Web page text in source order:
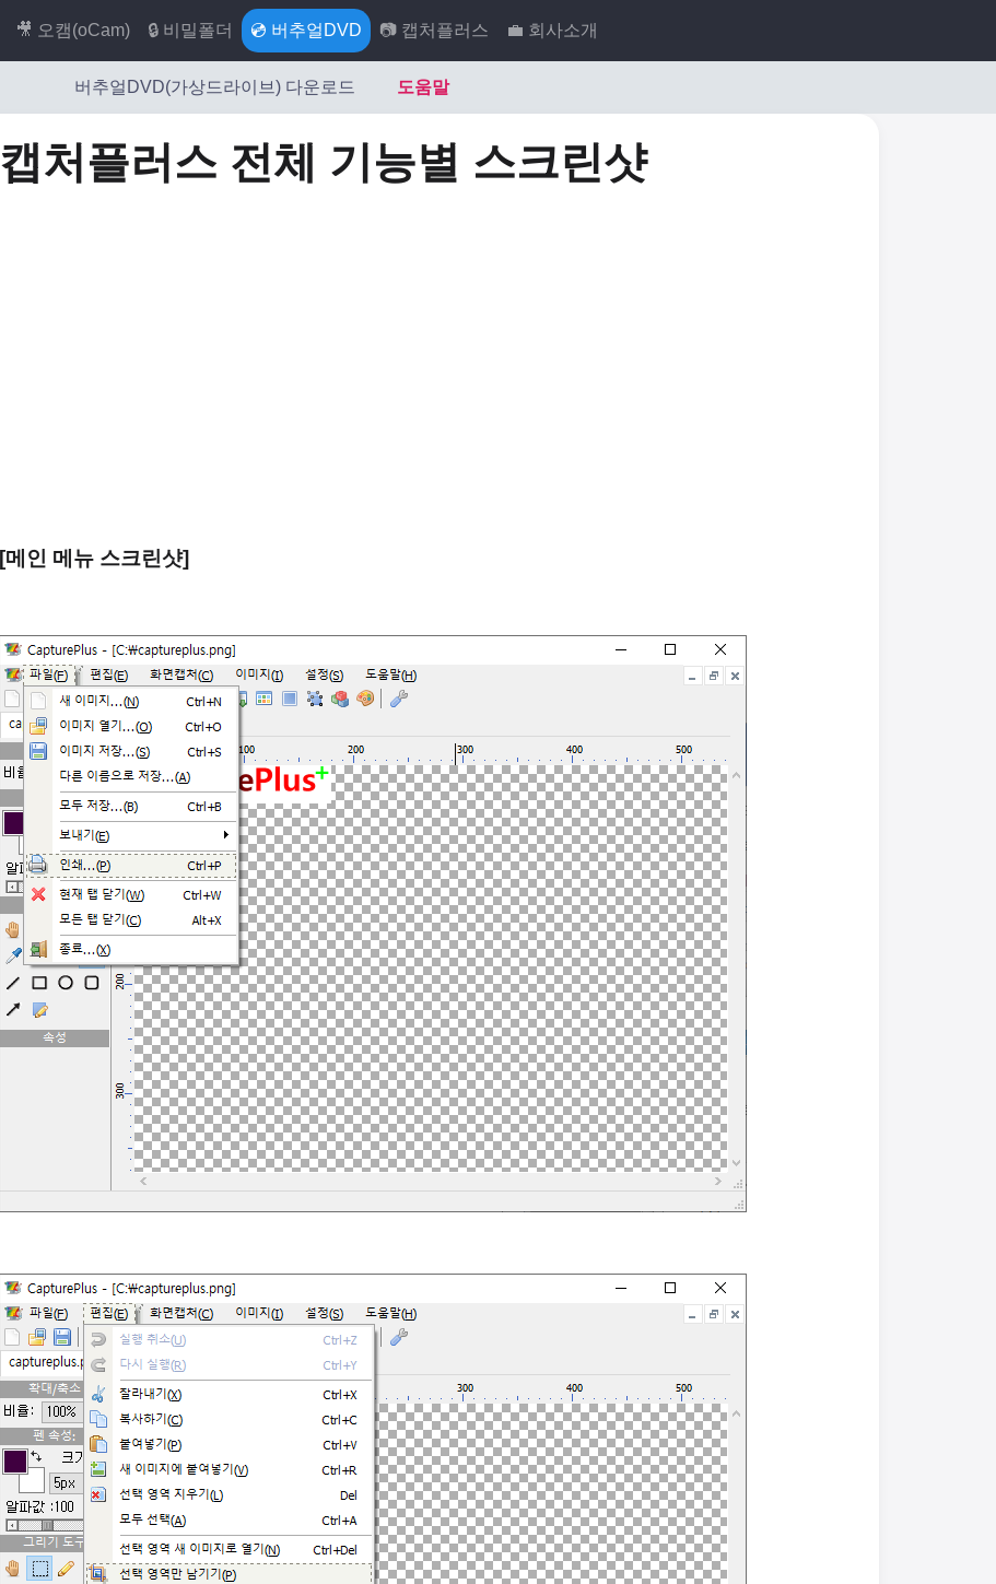
🎥 오캠(oCam) 🔒 비밀폴더 💿 버추얼DVD 📷 캡처플러스 💼 회사소개
버추얼DVD(가상드라이브) 다운로드 도움말
캡처플러스 전체 기능별 스크린샷
[메인 메뉴 스크린샷]